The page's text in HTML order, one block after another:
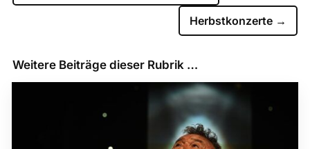
Herbstkonzerte →
Weitere Beiträge dieser Rubrik …